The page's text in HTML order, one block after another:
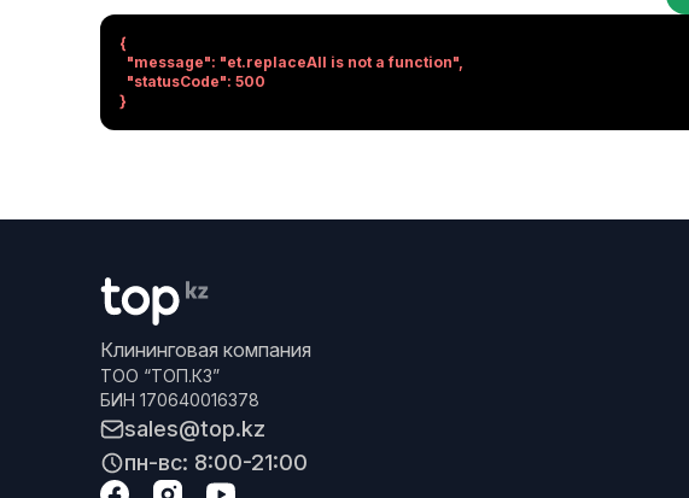
{
}
Клининговая компания
ТОО “ТОП.КЗ”
БИН 170640016378
sales@top.kz
пн-вс: 8:00-21:00